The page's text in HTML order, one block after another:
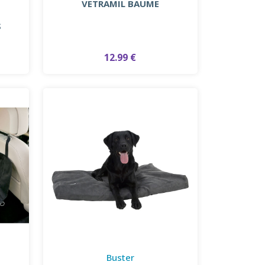
VETRAMIL BAUME
12.99 €
Buster